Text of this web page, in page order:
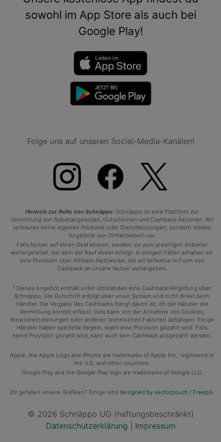
sowohl im App Store als auch bei
Google Play!
Folge uns auf unseren Social-Media-Kanälen!
Hinweis zur Rolle von Schnäppo: Schnäppo ist eine Plattform zur
Vermittlung von Rabattangeboten, Gutscheinen und Cashback-Aktionen. Wir
verkaufen keine eigenen Produkte oder Dienstleistungen, sondern stellen
Angebote von Drittanbietern vor.
Falls Nutzer auf einen Deal klicken, werden sie zum jeweiligen Anbieter
weitergeleitet, bei dem der Kauf direkt erfolgt. In einigen Fällen erhalten wir
eine Provision über Affiliate-Netzwerke, die wir teilweise in Form von
Cashback an unsere Nutzer weitergeben.
1 Dieses Angebot enthält unter Umständen eine Cashback-Vergütung über
Schnäppo. Die Gutschrift erfolgt über unser System und nicht direkt beim
Händler. Die Vergabe des Cashbacks hängt davon ab, ob der Händler die
Vermittlung korrekt erfasst. Dies kann von der Annahme von Cookies,
Browsereinstellungen oder anderen technischen Faktoren abhängen. Einige
Händler haben spezielle Regeln, wann eine Provision gezahlt wird. Falls
keine Provision gezahlt wird, kann auch kein Cashback ausgezahlt werden.
Apple, the Apple Logo and iPhone are trademarks of Apple Inc., registered in
the U.S. and other countries.
Google Play and the Google Play logo are trademarks of Google LLC.
Dir gefallen unsere Grafiken? Einige sind designed by vectorpouch / Freepik.
© 2026 Schnäppo UG (haftungsbeschränkt)
Datenschutzerklärung
Impressum